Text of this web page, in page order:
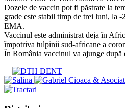
Dozele de vaccin pot fi păstrate la
grade este stabil timp de trei luni, la
EMA.
Vaccinul este administrat deja în
împotriva tulpinii sud-africane a
În România vaccinul va ajunge după